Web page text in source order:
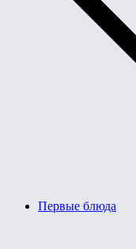
Первые блюда